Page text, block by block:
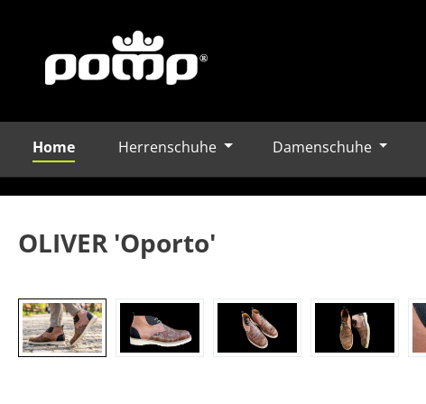
Hauptinhalt springen
Zur Suche springen
Zur Hauptnavigation springen
Home Herrenschuhe Damenschuhe
OLIVER 'Oporto'
Bildergalerie überspringen